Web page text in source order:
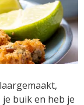
buik en heb je